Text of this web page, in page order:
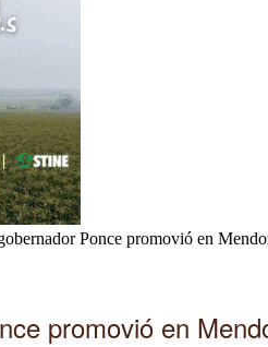
Ponce promovió en
promovió en